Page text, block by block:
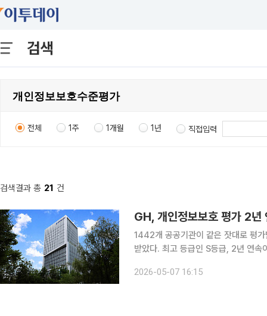
검색
전체 1주 1개월 1년 직접입력
검색결과 총 21 건
1442개 공공기관이 같은 잣대로 평
받았다. 최고 등급인 S등급, 2년 연
년 연속 S등급을 획득했다고 7일 밝
2026-05-07 16:15